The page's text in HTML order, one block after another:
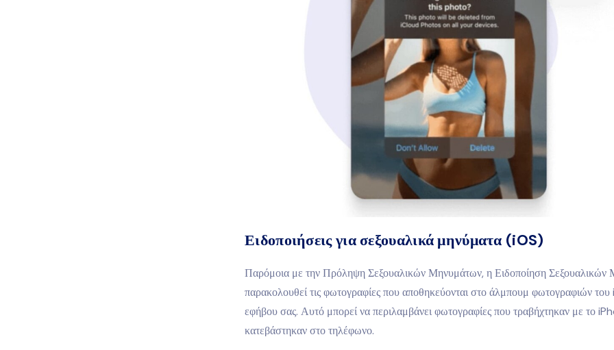
Ειδοποιήσεις για σεξουαλικά μηνύματα (iOS)
Παρόμοια με την Πρόληψη Σεξουαλικών Μηνυμάτων, η Ειδοποίηση Σεξουαλικών
παρακολουθεί τις φωτογραφίες που αποθηκεύονται στο άλμπουμ φωτογραφιών
εφήβου σας. Αυτό μπορεί να περιλαμβάνει φωτογραφίες που τραβήχτηκαν με το
κατεβάστηκαν στο τηλέφωνο.